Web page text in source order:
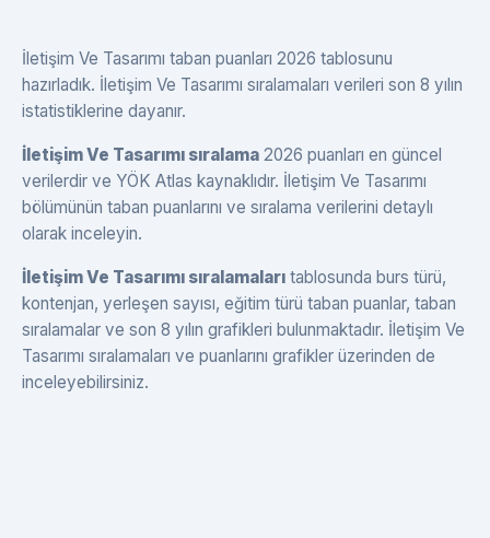
İletişim Ve Tasarımı taban puanları 2026 tablosunu
hazırladık. İletişim Ve Tasarımı sıralamaları verileri son 8 yılın
istatistiklerine dayanır.
İletişim Ve Tasarımı sıralama 2026 puanları en güncel
verilerdir ve YÖK Atlas kaynaklıdır. İletişim Ve Tasarımı
bölümünün taban puanlarını ve sıralama verilerini detaylı
olarak inceleyin.
İletişim Ve Tasarımı sıralamaları tablosunda burs türü,
kontenjan, yerleşen sayısı, eğitim türü taban puanlar, taban
sıralamalar ve son 8 yılın grafikleri bulunmaktadır. İletişim Ve
Tasarımı sıralamaları ve puanlarını grafikler üzerinden de
inceleyebilirsiniz.